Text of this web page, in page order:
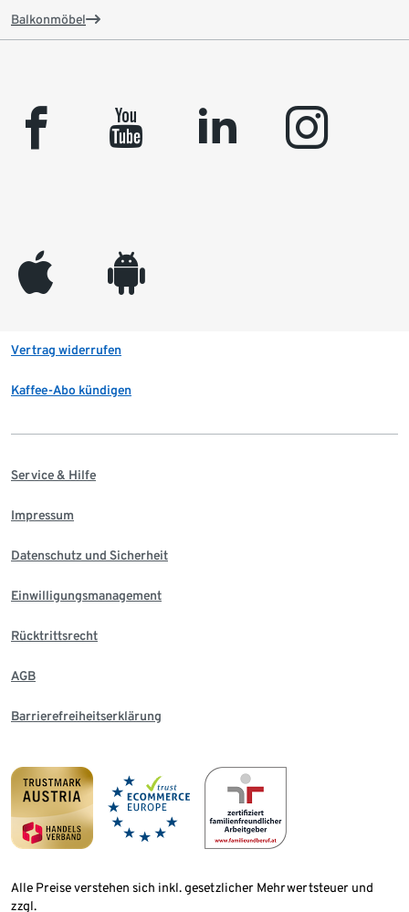
Balkonmöbel
facebook youtube linkedin instagram
appleinc android
Vertrag widerrufen
Kaffee-Abo kündigen
Service & Hilfe
Impressum
Datenschutz und Sicherheit
Einwilligungsmanagement
Rücktrittsrecht
AGB
Barrierefreiheitserklärung
Alle Preise verstehen sich inkl. gesetzlicher Mehrwertsteuer und
zzgl.